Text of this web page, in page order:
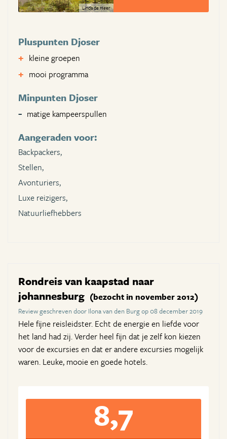
Linda de Heer
Pluspunten Djoser
kleine groepen
mooi programma
Minpunten Djoser
matige kampeerspullen
Aangeraden voor:
Backpackers,
Stellen,
Avonturiers,
Luxe reizigers,
Natuurliefhebbers
Rondreis van kaapstad naar
johannesburg (bezocht in november 2012)
Review geschreven door Ilona van den Burg op 08 december 2019
Hele fijne reisleidster. Echt de energie en liefde voor
het land had zij. Verder heel fijn dat je zelf kon kiezen
voor de excursies en dat er andere excursies mogelijk
waren. Leuke, mooie en goede hotels.
8,7